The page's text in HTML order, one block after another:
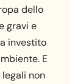
dello
gravi e
investito
E
non